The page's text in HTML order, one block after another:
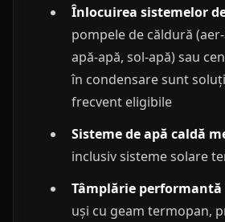
Înlocuirea sistemelor
pompele de căldură
apă-apă, sol-apă) sau
în condensare sunt
frecvent eligibile
Sisteme de apă caldă
inclusiv sisteme solare
Tâmplărie performantă
uși cu geam termopan,